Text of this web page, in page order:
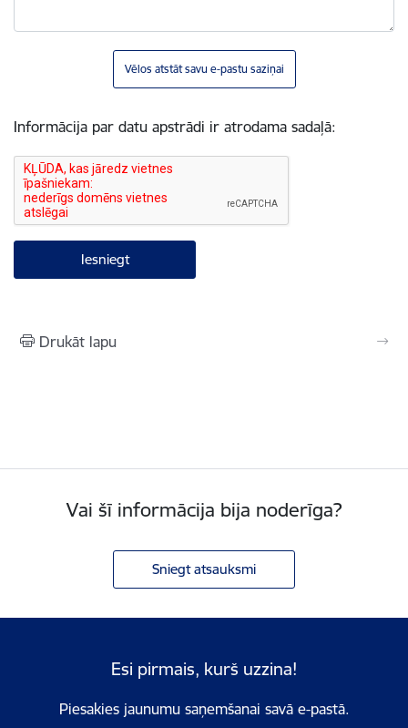
Vēlos atstāt savu e-pastu saziņai
Informācija par datu apstrādi ir atrodama sadaļā:
Drukāt lapu
Vai šī informācija bija noderīga?
Sniegt atsauksmi
Esi pirmais, kurš uzzina!
Piesakies jaunumu saņemšanai savā e-pastā.